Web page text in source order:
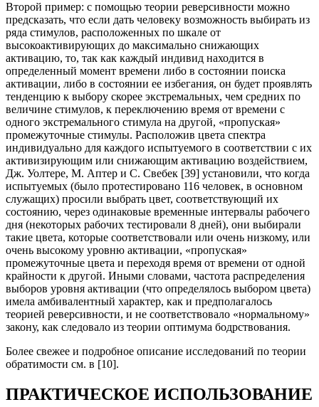
Второй пример: с помощью теории реверсивности можно
предсказать, что если дать человеку возможность выбирать из
ряда стимулов, расположенных по шкале от
высокоактивирующих до максимально снижающих
активацию, то, так как каждый индивид находится в
определенный момент времени либо в состоянии поиска
активации, либо в состоянии ее избегания, он будет проявлять
тенденцию к выбору скорее экстремальных, чем средних по
величине стимулов, к переключению время от времени с
одного экстремального стимула на другой, «пропуская»
промежуточные стимулы. Расположив цвета спектра
индивидуально для каждого испытуемого в соответствии с их
активизирующим или снижающим активацию воздействием,
Дж. Уолтере, М. Аптер и С. Свебек [39] установили, что когда
испытуемых (было протестировано 116 человек, в основном
служащих) просили выбрать цвет, соответствующий их
состоянию, через одинаковые временные интервалы рабочего
дня (некоторых рабочих тестировали 8 дней), они выбирали
такие цвета, которые соответствовали или очень низкому, или
очень высокому уровню активации, «пропуская»
промежуточные цвета и переходя время от времени от одной
крайности к другой. Иными словами, частота распределения
выборов уровня активации (что определялось выбором цвета)
имела амбивалентный характер, как и предполагалось
теорией реверсивности, и не соответствовало «нормальному»
закону, как следовало из теории оптимума бодрствования.
Более свежее и подробное описание исследований по теории
обратимости см. в [10].
ПРАКТИЧЕСКОЕ ИСПОЛЬЗОВАНИЕ